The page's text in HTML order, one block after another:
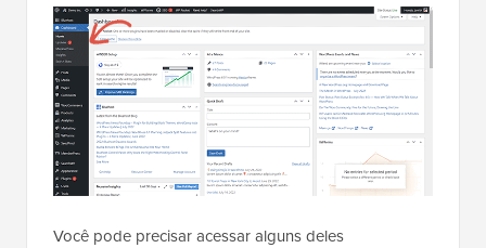
Você pode precisar acessar alguns deles